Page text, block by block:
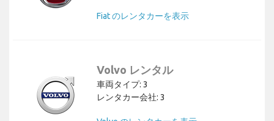
Fiat のレンタカーを表示
Volvo レンタル
車両タイプ: 3
レンタカー会社: 3